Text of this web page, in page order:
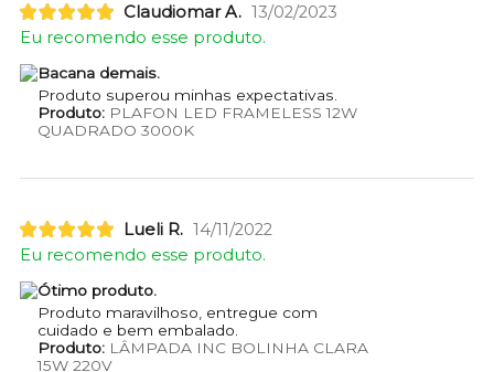
Claudiomar A. 13/02/2023
Eu recomendo esse produto.
Bacana demais.
Produto superou minhas expectativas.
Produto:PLAFON LED FRAMELESS 12W
QUADRADO 3000K
Lueli R. 14/11/2022
Eu recomendo esse produto.
Ótimo produto.
Produto maravilhoso, entregue com
cuidado e bem embalado.
Produto:LÂMPADA INC BOLINHA CLARA
15W 220V